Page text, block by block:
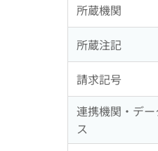
所蔵機関
所蔵注記
請求記号
連携機関・デ
ス